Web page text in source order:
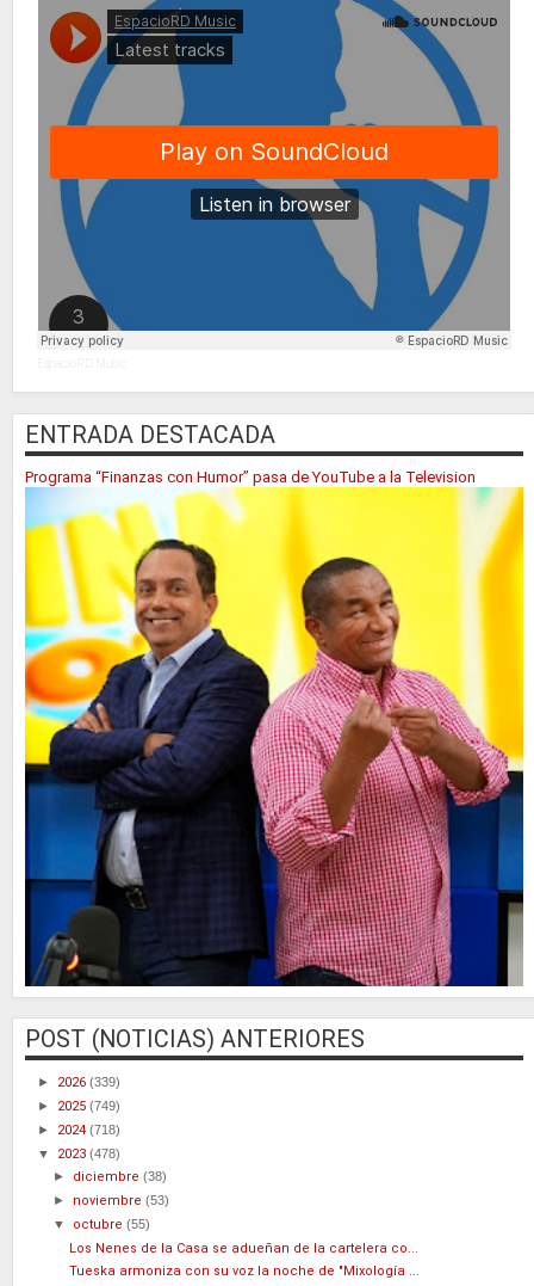
EspacioRD Music
ENTRADA DESTACADA
Programa “Finanzas con Humor” pasa de YouTube a la Television
POST (NOTICIAS) ANTERIORES
► 2026 (339)
► 2025 (749)
► 2024 (718)
▼ 2023 (478)
► diciembre(38)
► noviembre(53)
▼ octubre(55)
Los Nenes de la Casa se adueñan de la cartelera co...
Tueska armoniza con su voz la noche de "Mixología ...